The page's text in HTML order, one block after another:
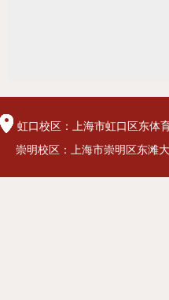
虹口校区：上海市虹口区东体
崇明校区：上海市崇明区东滩